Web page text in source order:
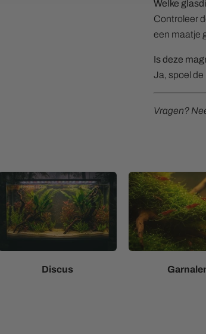
Welke
Controleer
een maatje
Is deze
Ja, spoel de
Vragen?
Discus